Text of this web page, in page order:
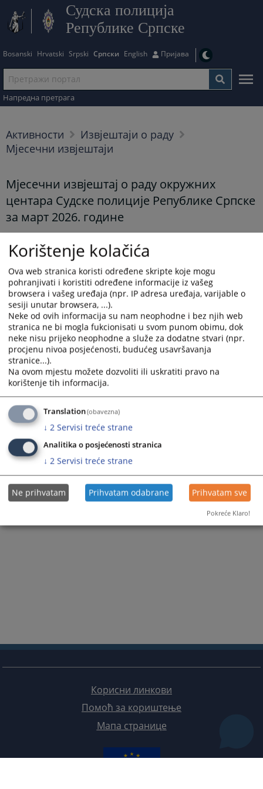
Судска полиција
Републике Српске
Bosanski Hrvatski Srpski Српски English Пријава
Напредна претрага
Активности
Извјештаји о раду
Мјесечни извјештаји
Мјесечни извјештај о раду окружних
центара Судске полиције Републике Српске
за март 2026. године
20.04.2026.
Приказана вијест је на: Српски језик
Пратећи документи
Мјесечни извјештај о раду окружних центара Судске
полиције за март 2026. године
Корисни линкови
Помоћ за кориштење
Мапа странице
Korištenje kolačića
Ova web stranica koristi određene skripte koje mogu
pohranjivati i koristiti određene informacije iz vašeg
browsera i vašeg uređaja (npr. IP adresa uređaja, varijable o
sesiji unutar browsera, ...).
Neke od ovih informacija su nam neophodne i bez njih web
stranica ne bi mogla fukcionisati u svom punom obimu, dok
neke nisu prijeko neophodne a služe za dodatne stvari (npr.
procjenu nivoa posjećenosti, budućeg usavršavanja
stranice...).
Na ovom mjestu možete dozvoliti ili uskratiti pravo na
korištenje tih informacija.
Translation(obavezna)
↓ 2 Servisi treće strane
Analitika o posjećenosti stranica
↓ 2 Servisi treće strane
Ne prihvatam Prihvatam odabrane Prihvatam sve
Pokreće Klaro!